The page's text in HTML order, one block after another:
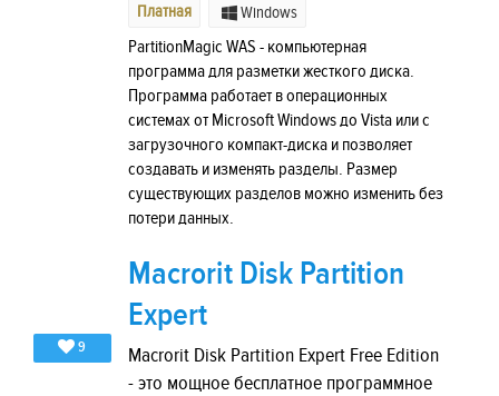
Платная Windows
PartitionMagic WAS - компьютерная
программа для разметки жесткого диска.
Программа работает в операционных
системах от Microsoft Windows до Vista или с
загрузочного компакт-диска и позволяет
создавать и изменять разделы. Размер
существующих разделов можно изменить без
потери данных.
9
Macrorit Disk Partition
Expert
Macrorit Disk Partition Expert Free Edition
- это мощное бесплатное программное